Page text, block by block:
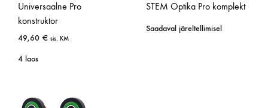
Universaalne Pro
konstruktor
49,60 € sis. KM
4 laos
STEM Optika Pro komplekt
Saadaval järeltellimisel